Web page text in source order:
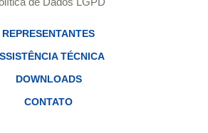
REPRESENTANTES
TÉCNICA
DOWNLOADS
CONTATO